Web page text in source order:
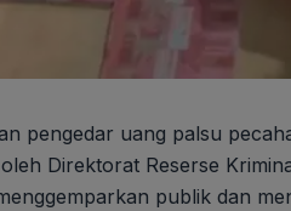
pengedar uang palsu
Direktorat Reserse
publik dan